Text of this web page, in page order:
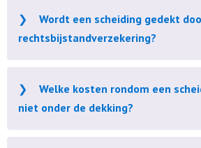
Wordt een scheiding gedekt
rechtsbijstandverzekering?
Welke kosten rondom een
niet onder de dekking?